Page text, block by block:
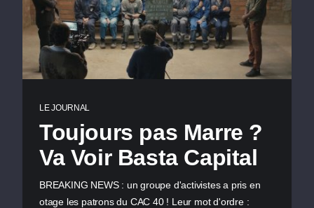
LE JOURNAL
Toujours pas Marre ?
Va Voir Basta Capital
BREAKING NEWS : un groupe d'activistes a pris en
otage les patrons du CAC 40 ! Leur mot d'ordre :